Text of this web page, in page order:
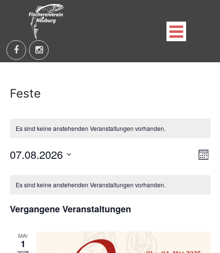
Fischereiverein Neuburg an der Kammel e.V.
Feste
Es sind keine anstehenden Veranstaltungen vorhanden.
07.08.2026
Kalender
Veranstaltungen
Es sind keine anstehenden Veranstaltungen vorhanden.
Vergangene Veranstaltungen
MAI
1